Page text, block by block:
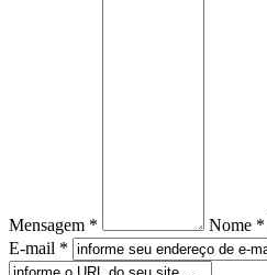
Mensagem *
Nome *
E-mail *